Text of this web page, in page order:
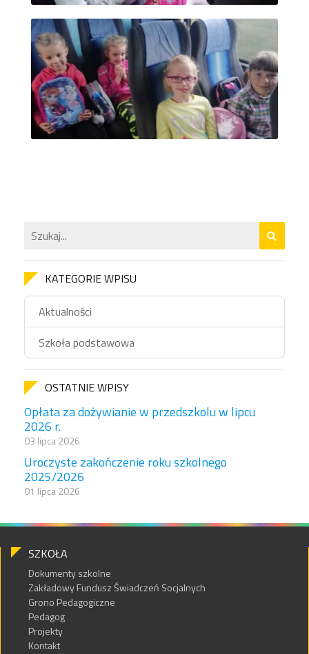
KATEGORIE WPISU
Aktualności
Szkoła podstawowa
OSTATNIE WPISY
Opłata za dożywianie w przedszkolu w lipcu
2026 r.
03 lipca 2026
Uroczyste zakończenie roku szkolnego
2025/2026
01 lipca 2026
SZKOŁA
Dokumenty szkolne
Zakładowy Fundusz Świadczeń Socjalnych
Grono Pedagogiczne
Pedagog
Projekty
Kontakt